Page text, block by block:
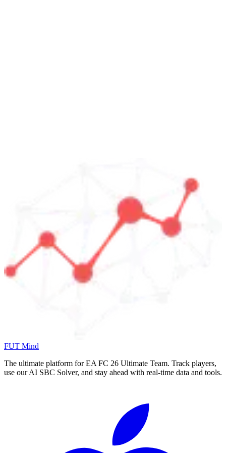
FUT Mind
The ultimate platform for EA FC 26 Ultimate Team. Track players,
use our AI SBC Solver, and stay ahead with real-time data and tools.